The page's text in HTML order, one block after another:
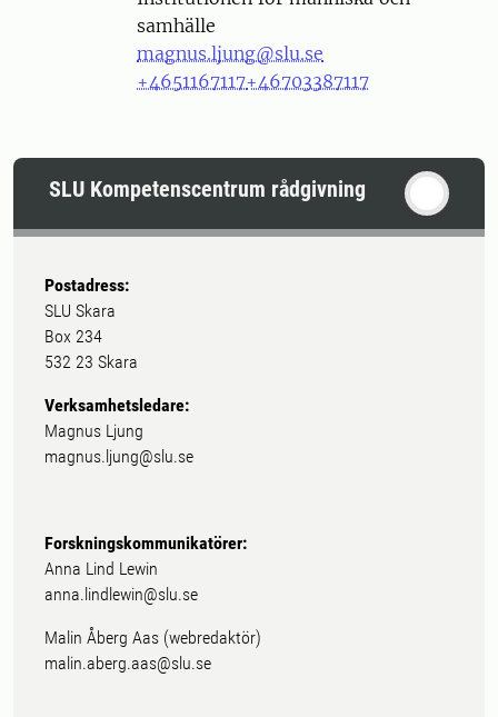
samhälle
magnus.ljung@slu.se
+4651167117+46703387117
SLU Kompetenscentrum rådgivning
Postadress:
SLU Skara
Box 234
532 23 Skara
Verksamhetsledare:
Magnus Ljung
magnus.ljung@slu.se
Forskningskommunikatörer:
Anna Lind Lewin
anna.lindlewin@slu.se
Malin Åberg Aas (webredaktör)
malin.aberg.aas@slu.se